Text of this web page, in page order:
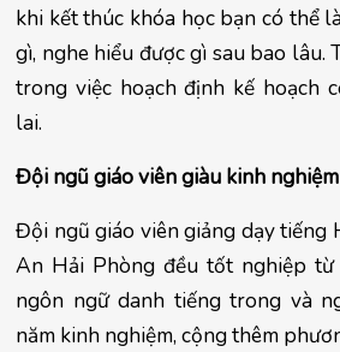
khi kết thúc khóa học bạn có thể
gì, nghe hiểu được gì sau bao lâu.
trong việc hoạch định kế hoạch
lai.
Đội ngũ giáo viên giàu kinh nghiệm
Đội ngũ giáo viên giảng dạy tiếng
An Hải Phòng đều tốt nghiệp
ngôn ngữ danh tiếng trong và
năm kinh nghiệm, cộng thêm